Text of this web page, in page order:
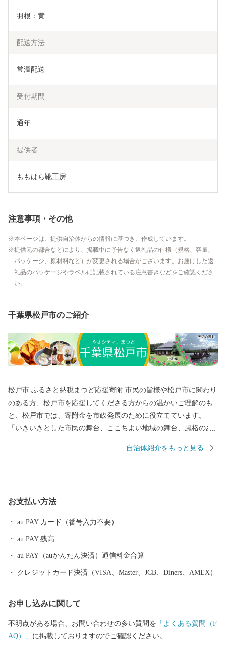
羽根：黄
配送方法
常温配送
受付期間
通年
提供者
ももはら靴工房
注意事項・その他
本ページは、提供自治体からの情報に基づき、作成しています。
提供元の都合などにより、掲載中に予告なく返礼品の仕様（規格、容量、
パッケージ、原材料など）が変更される場合がございます。お届けした返
礼品のパッケージやラベルに記載されている注意書きなどをご確認くださ
い。
千葉県松戸市のご紹介
松戸市 ふるさと納税まつど応援寄附 市民の皆様や松戸市に関わり
のある方、松戸市を応援してくださる方からの温かいご理解のも
と、松戸市では、寄附金を市政発展のために役立てています。
「いきいきとした市民の舞台、ここちよい地域の舞台、風格のあ
芸術などの豊かさの中で、賑わいや和みを享受し、互いを尊重し
書等のお問い合わせはこちらへ 松戸市ふるさと納税事務局 電話
………………………………………………………■□■
自治体紹介をもっと見る
お支払い方法
au PAY カード（番号入力不要）
au PAY 残高
au PAY（auかんたん決済）通信料金合算
クレジットカード決済（VISA、Master、JCB、Diners、AMEX）
お申し込みに関して
不明点がある場合、お問い合わせの多い質問を 「よくある質問（F
AQ）」 に掲載しておりますのでご確認ください。